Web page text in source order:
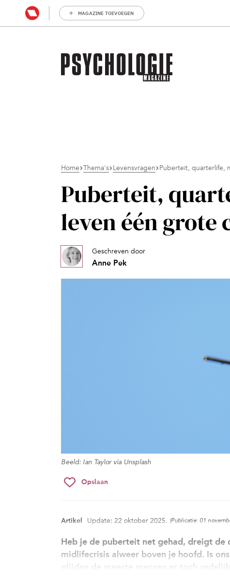
MAGAZINE TOEVOEGEN
Home Thema's Levensvragen Puberteit, quarterlife,
Puberteit,
leven één grote
Geschreven door
Anne Pek
Beeld: Ian Taylor via Unsplash
Opslaan
Artikel Update: 22 oktober 2025. (Publicatie: 01
Heb je de puberteit net gehad, dreigt de
midlifecrisis alweer boven je hoofd. Is
glijden de meeste mensen er toch